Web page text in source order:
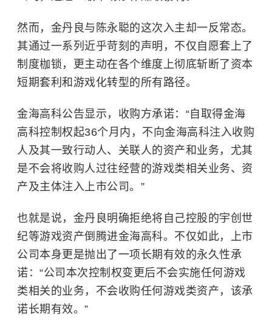
然而，金丹良与陈永聪的这次入主却一反常态。
其通过一系列近乎苛刻的声明，不仅自愿套上了
制度枷锁，更主动在各个维度上彻底斩断了资本
短期套利和游戏化转型的所有路径。
金海高科公告显示，收购方承诺：“自取得金海
高科控制权起36个月内，不向金海高科注入收购
人及其一致行动人、关联人的资产和业务，尤其
是不会将收购人过往经营的游戏类相关业务、资
产及主体注入上市公司。”
也就是说，金丹良明确拒绝将自己控股的宇创世
纪等游戏资产倒腾进金海高科。不仅如此，上市
公司本身更是抛出了一项长期有效的永久性承
诺：“公司本次控制权变更后不会实施任何游戏
类相关的业务，不会收购任何游戏类资产，该承
诺长期有效。”